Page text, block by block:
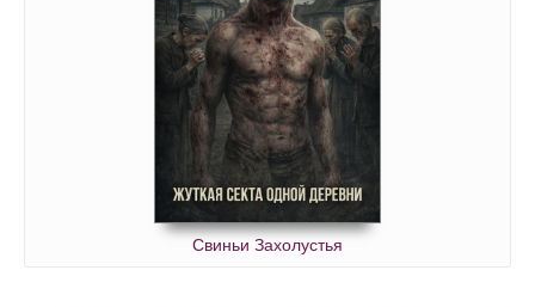
Свиньи Захолустья